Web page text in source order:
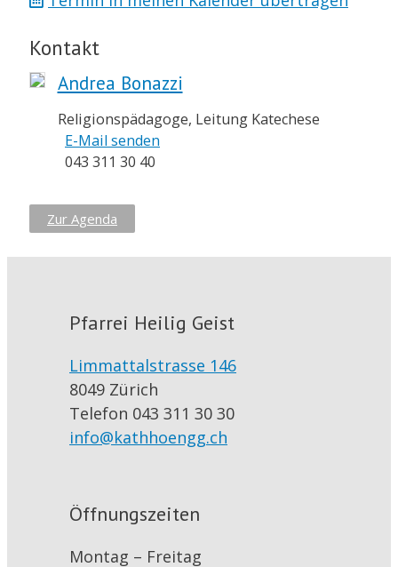
Kontakt
Andrea Bonazzi
Religionspädagoge, Leitung Katechese
E-Mail senden
043 311 30 40
Zur Agenda
Pfarrei Heilig Geist
Limmattalstrasse 146
8049 Zürich
Telefon 043 311 30 30
info@kathhoengg.ch
Öffnungszeiten
Montag – Freitag